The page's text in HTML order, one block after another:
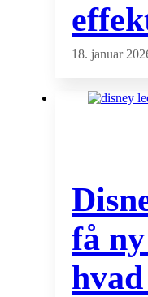
18. januar
få